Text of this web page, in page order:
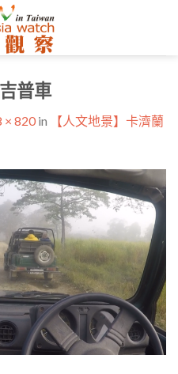
普車
× 820 in
【人文地景】卡濟蘭